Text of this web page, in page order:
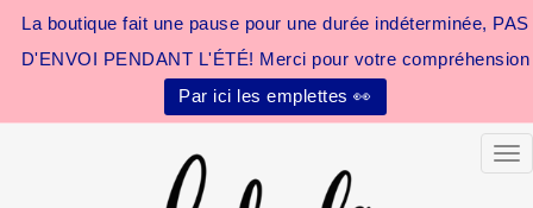
La boutique fait une pause pour une durée indéterminée, PAS
D'ENVOI PENDANT L'ÉTÉ! Merci pour votre compréhension
Par ici les emplettes 👀